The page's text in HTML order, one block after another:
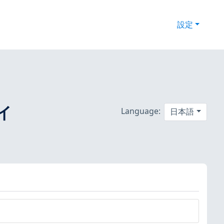
設定
Language: 日本語